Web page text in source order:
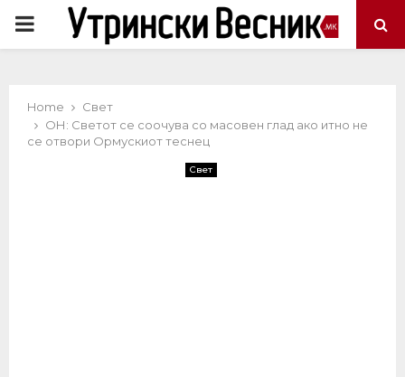
PRIMARY
Home
Свет
ОН: Светот се соочува со масовен глад ако итно не
се отвори Ормускиот теснец
Свет